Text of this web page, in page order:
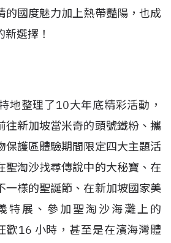
的國度魅力加上熱帶豔陽，也成
選擇！
地整理了10大年底精彩活動，
往新加坡當米奇的頭號鐵粉、攜
保護區體驗期間限定四大主題活
聖淘沙找尋傳說中的大秘寶、在
一樣的聖誕節、在新加坡國家美
特展、參加聖淘沙海灘上的
歡16 小時，甚至是在濱海灣體